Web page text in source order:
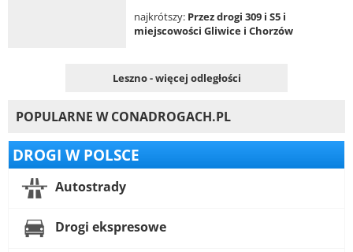
najkrótszy: Przez drogi 309 i S5 i
miejscowości Gliwice i Chorzów
Leszno - więcej odległości
POPULARNE W CONADROGACH.PL
DROGI W POLSCE
Autostrady
Drogi ekspresowe